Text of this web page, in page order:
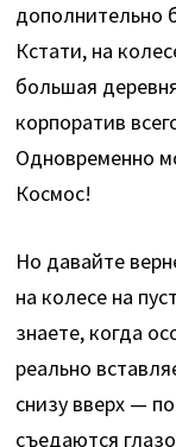
дополнительно
Кстати, на
большая
корпоратив
Одновременно
Космос!
Но давайте
на колесе на
знаете, когда
реально
снизу вверх —
съедаются